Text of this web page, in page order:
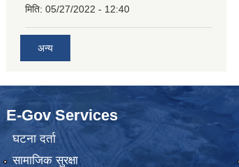
मिति: 05/27/2022 - 12:40
अन्य
E-Gov Services
घटना दर्ता
सामाजिक सुरक्षा